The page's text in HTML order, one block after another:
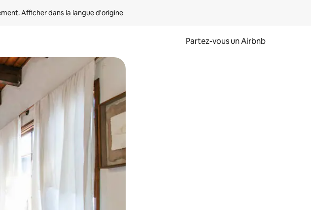
Afficher dans la langue d'origine
Partez-vous un Airbnb
ou en appuyant dessus et en les faisant glisser.